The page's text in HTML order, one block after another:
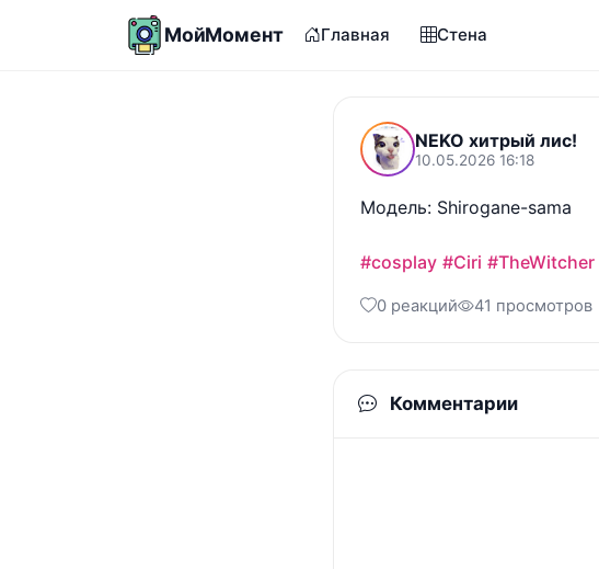
МойМомент Главная Стена
NEKO хитрый лис!
10.05.2026 16:18
Модель: Shirogane-sama
#cosplay #Ciri #TheWitcher
0 реакций 41 просмотров
Комментарии